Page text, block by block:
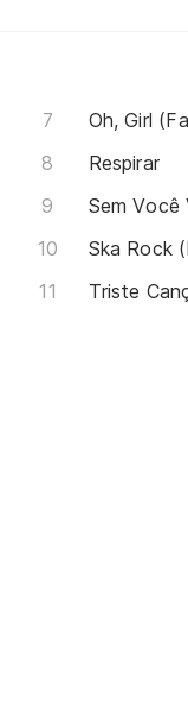
Oh, Girl
Respirar
Sem Você
Ska Rock
Triste